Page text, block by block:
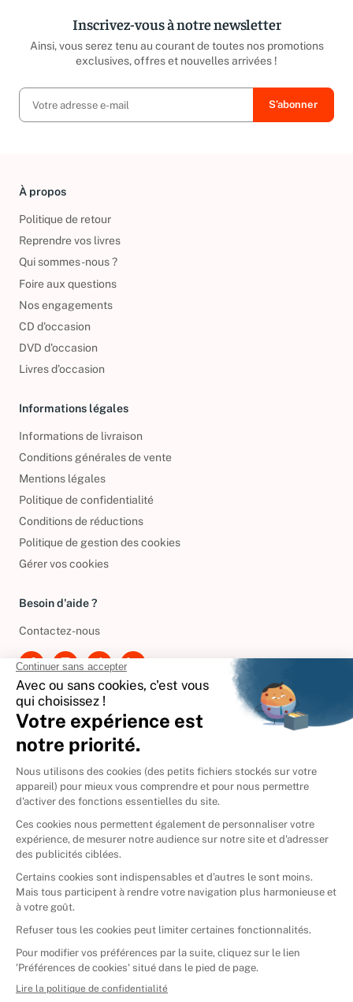
Inscrivez-vous à notre newsletter
Ainsi, vous serez tenu au courant de toutes nos promotions
exclusives, offres et nouvelles arrivées !
À propos
Politique de retour
Reprendre vos livres
Qui sommes-nous ?
Foire aux questions
Nos engagements
CD d'occasion
DVD d'occasion
Livres d’occasion
Informations légales
Informations de livraison
Conditions générales de vente
Mentions légales
Politique de confidentialité
Conditions de réductions
Politique de gestion des cookies
Gérer vos cookies
Besoin d'aide ?
Contactez-nous
International
🇪🇸 Espagne
🇩🇪Allemagne
🇮🇹 Italie